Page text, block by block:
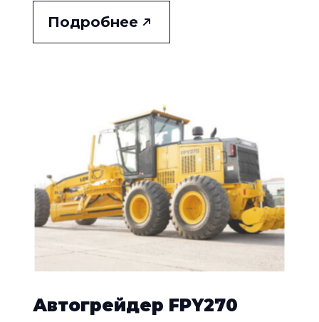
Подробнее
Автогрейдер FPY270